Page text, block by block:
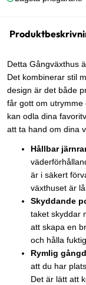
Detta Gångväxthus
Det kombinerar stil
design är det både
får gott om utrymme
kan odla dina
att ta hand om dina
Hållbar
är i säkert
växthuset är
Skyddande
taket skyddar
att skapa en
och hålla
Rymlig
att du har
Det är lätt att